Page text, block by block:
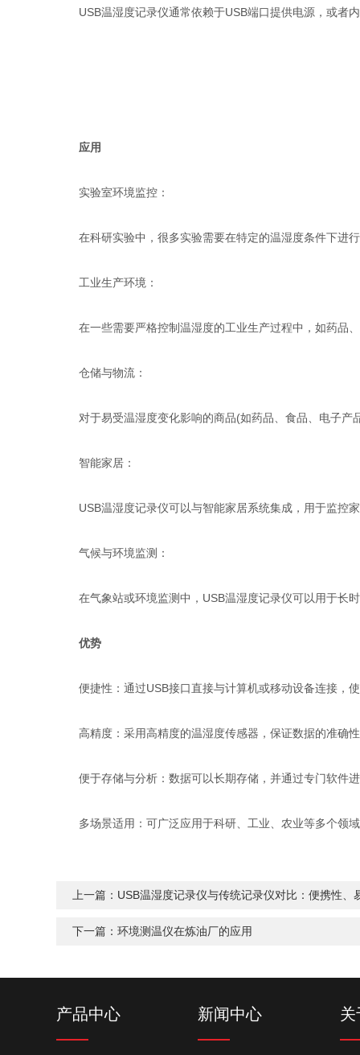
USB温湿度记录仪通常依赖于USB端口提供电源，或者
应用
实验室环境监控：
在科研实验中，很多实验需要在特定的温湿度条件下进行
工业生产环境：
在一些需要严格控制温湿度的工业生产过程中，如药品、
仓储与物流：
对于易受温湿度变化影响的商品(如药品、食品、电子产
智能家居：
USB温湿度记录仪可以与智能家居系统集成，用于监控家
气候与环境监测：
在气象站或环境监测中，USB温湿度记录仪可以用于长时
优势
便捷性：通过USB接口直接与计算机或移动设备连接，
高精度：采用高精度的温湿度传感器，保证数据的准确
便于存储与分析：数据可以长期存储，并通过专门软件
多场景适用：可广泛应用于科研、工业、农业等多个领
上一篇： USB温湿度记录仪与传统记录仪对比：便携性、
下一篇： 环境测温仪在炼油厂的应用
产品中心 新闻中心 关